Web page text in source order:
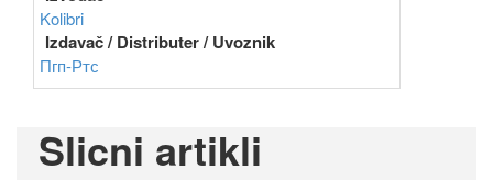
Kolibri
Izdavač / Distributer / Uvoznik
Пгп-Ртс
Slicni artikli